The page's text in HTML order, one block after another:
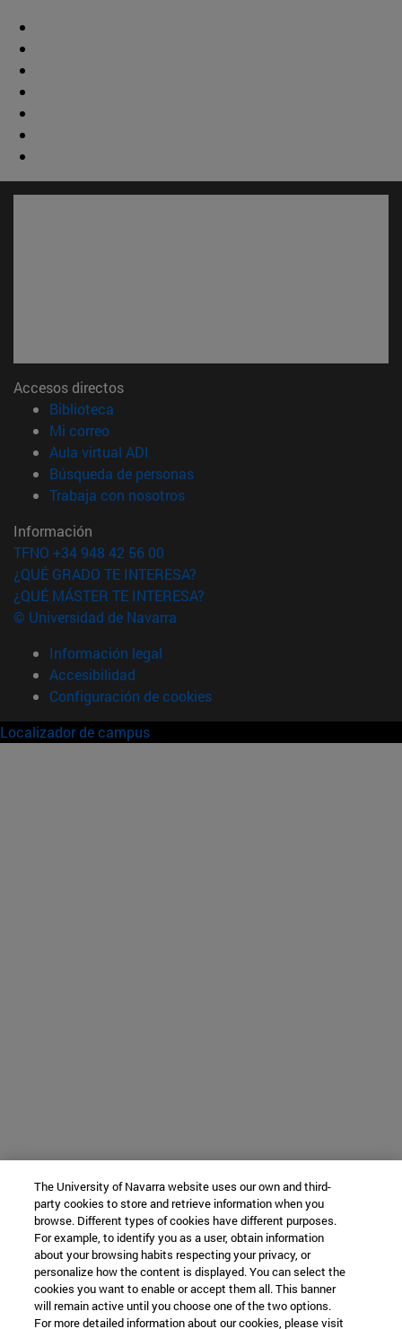
Accesos directos
Biblioteca
Mi correo(abre en nueva ventana)
Aula virtual ADI
Búsqueda de personas(abre en nueva ventana)
Trabaja con nosotros(abre en nueva ventana)
Información
TFNO +34 948 42 56 00
¿QUÉ GRADO TE INTERESA?
¿QUÉ MÁSTER TE INTERESA?
© Universidad de Navarra
Información legal
Accesibilidad
Configuración de cookies
Localizador de campus
The University of Navarra website uses our own and third-
party cookies to store and retrieve information when you
browse. Different types of cookies have different purposes.
For example, to identify you as a user, obtain information
about your browsing habits respecting your privacy, or
personalize how the content is displayed. You can select the
cookies you want to enable or accept them all. This banner
will remain active until you choose one of the two options.
For more detailed information about our cookies, please visit